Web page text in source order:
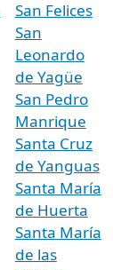
San Felices
San
Leonardo
de Yagüe
San Pedro
Manrique
Santa Cruz
de Yanguas
Santa María
de Huerta
Santa María
de las